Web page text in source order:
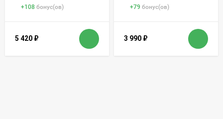
+108 бонус(ов)
5 420 ₽
+79 бонус(ов)
3 990 ₽